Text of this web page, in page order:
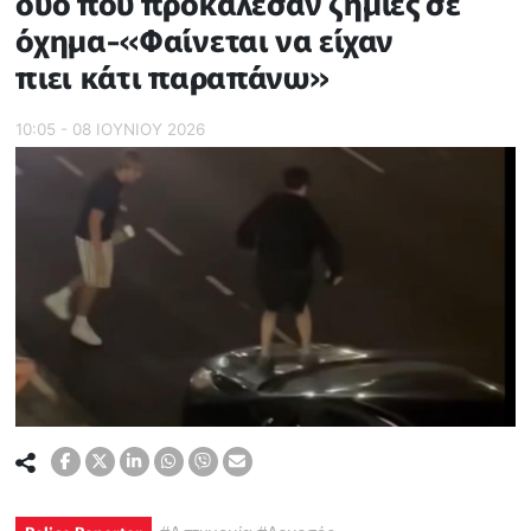
όχημα-«Φαίνεται να είχαν
πιει κάτι παραπάνω»
10:05 - 08 ΙΟΥΝΙΟΥ 2026